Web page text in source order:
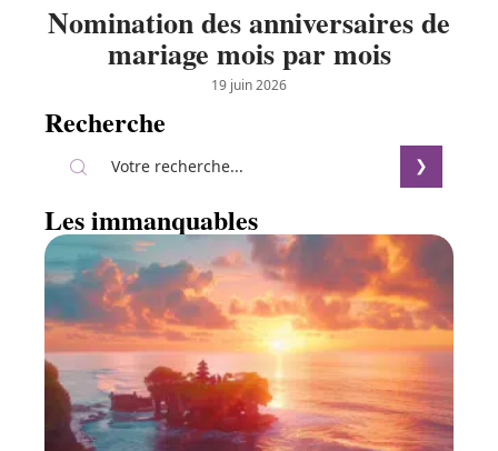
Nomination des anniversaires de
mariage mois par mois
19 juin 2026
Recherche
Les immanquables